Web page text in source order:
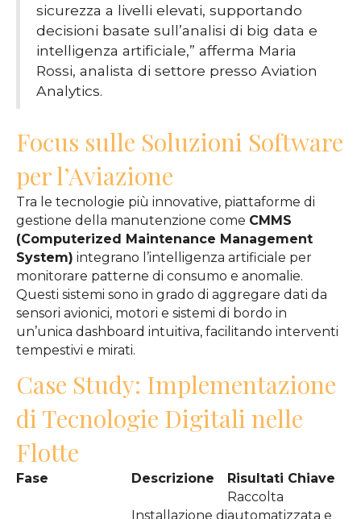
sicurezza a livelli elevati, supportando
decisioni basate sull’analisi di big data e
intelligenza artificiale,” afferma Maria
Rossi, analista di settore presso Aviation
Analytics.
Focus sulle Soluzioni Software
per l’Aviazione
Tra le tecnologie più innovative, piattaforme di
gestione della manutenzione come CMMS
(Computerized Maintenance Management
System) integrano l’intelligenza artificiale per
monitorare patterne di consumo e anomalie.
Questi sistemi sono in grado di aggregare dati da
sensori avionici, motori e sistemi di bordo in
un’unica dashboard intuitiva, facilitando interventi
tempestivi e mirati.
Case Study: Implementazione
di Tecnologie Digitali nelle
Flotte
Fase Descrizione Risultati Chiave
Installazione di
Raccolta
automatizzata e